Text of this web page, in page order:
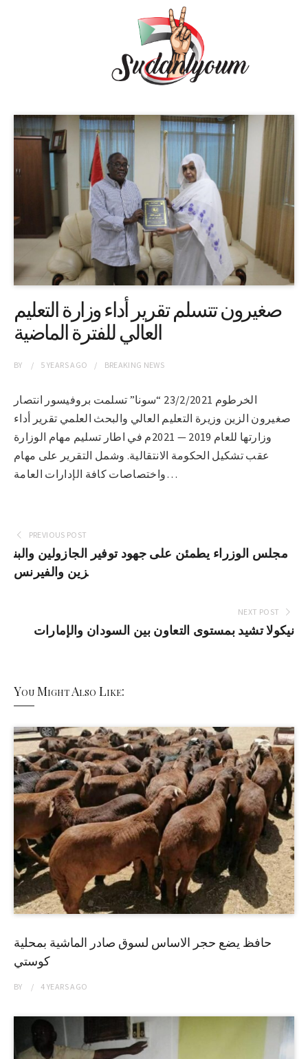
صغيرون تتسلم تقرير أداء وزارة التعليم
العالي للفترة الماضية
BY 5 YEARSAGO BREAKING NEWS
الخرطوم 23/2/2021 “سونا” تسلمت بروفيسور انتصار
صغيرون الزين وزيرة التعليم العالي والبحث العلمي تقرير أداء
وزارتها للعام 2019 — 2021م في اطار تسليم مهام الوزارة
عقب تشكيل الحكومة الانتقالية. وشمل التقرير على مهام
واختصاصات كافة الإدارات العامة…
PREVIOUS POST
مجلس الوزراء يطمئن على جهود توفير الجازولين والبن
زين والفيرنس
NEXT POST
نيكولا تشيد بمستوى التعاون بين السودان والإمارات
You Might Also Like:
حافظ يضع حجر الاساس لسوق صادر الماشية بمحلية
كوستي
BY 4 YEARSAGO